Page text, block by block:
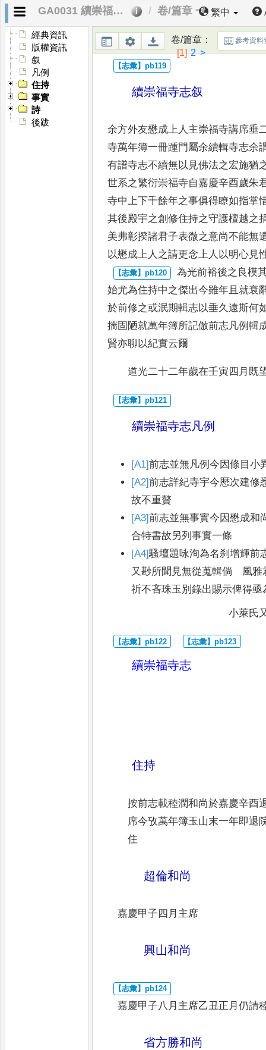
GA0031 續崇福寺志 卷/篇章 一 繁中
經典資訊
版權資訊
叙
凡例
住持
事實
詩
後跋
卷/篇章：
[1] 2 >
參考資料
續崇福寺志叙
余方外友懋成上人主崇福寺講席垂
寺萬年簿一冊踵門屬余續輯寺志余
有譜寺志不續無以見佛法之宏施猶
世系之繁衍崇福寺自嘉慶辛酉歲朱
寺中上下千餘年之事俱得瞭如指掌
其後殿宇之創修住持之守護檀越之
美弗彰揆諸君子表微之意尚不能無
以懋成上人之請更念上人以明心見
為光前裕後之良模
始尤為住持中之傑出今雖年且就衰
於前修之或泯期輯志以垂久遠斯何
揣固陋就萬年簿所記倣前志凡例輯
賢亦聊以紀實云爾
道光二十二年歲在壬寅四月 既
續崇福寺志凡例
[A1]前志並無凡例今因條目小
[A2]前志詳紀寺宇今厯次建修
故不重贅
[A3]前志並無事實今因懋成和
合特書故另列事實一條
[A4]騷壇題咏洵為名刹增輝前
又尠所聞見無從蒐輯倘 風雅
祈不吝珠玉別錄出賜示俾得亟
小萊氏
續崇福寺志
住持
按前志載稑潤和尚於嘉慶辛酉
席今攷萬年簿玉山末一年即退
住
超倫和尚
嘉慶甲子四月主席
興山和尚
嘉慶甲子八月主席乙丑正月仍請
省方勝和尚